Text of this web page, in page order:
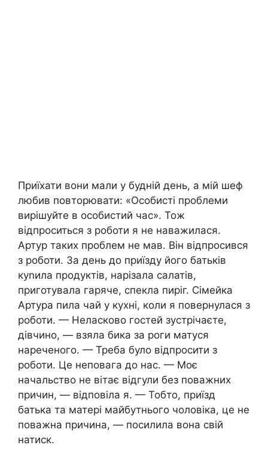
Приїхати вони мали у будній день, а мій шеф
любив повторювати: «Особисті проблеми
вирішуйте в особистий час». Тож
відпроситься з роботи я не наважилася.
Артур таких проблем не мав. Він відпросився
з роботи. За день до приїзду його батьків
куnила продуктів, нарізала салатів,
приготувала гаряче, спекла пиріг. Сімейка
Артура пила чай у кухні, коли я повернулася з
роботи. — Неласково гостей зустрічаєте,
дівчино, — взяла бика за роги матуся
нареченого. — Треба було відпросити з
роботи. Це неповага до нас. — Моє
начальство не вітає відгули без поважних
причин, — відповіла я. — Тобто, приїзд
батька та матері майбутнього чоловіка, це не
поважна причина, — посилила вона свій
натиск.